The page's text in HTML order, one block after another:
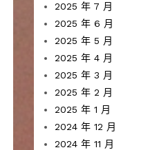
2025 年 7 月
2025 年 6 月
2025 年 5 月
2025 年 4 月
2025 年 3 月
2025 年 2 月
2025 年 1 月
2024 年 12 月
2024 年 11 月